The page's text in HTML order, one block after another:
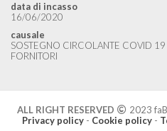
data di incasso
16/06/2020
causale
SOSTEGNO CIRCOLANTE COVID 19
FORNITORI
ALL RIGHT RESERVED
2023
Privacy policy- Cookie policy-